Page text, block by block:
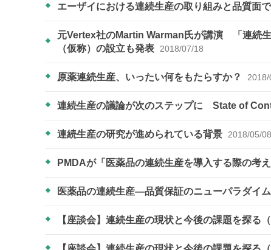
エーザイにおける連続生産の取り組みと品質面
元Vertex社のMartin Warman氏が講演 「連続
（仮称）の設立も発表
2018/07/18
原薬連続生産、いったい何をもたらすか？
連続生産の議論が次のステップに State of
連続生産の研究が進められている背景 2018/05/08
PMDAが「医薬品の連続生産を導入する際の考
医薬品の連続生産―品質保証のニューパラダイ
【座談会】連続生産の現状と今後の課題を探る